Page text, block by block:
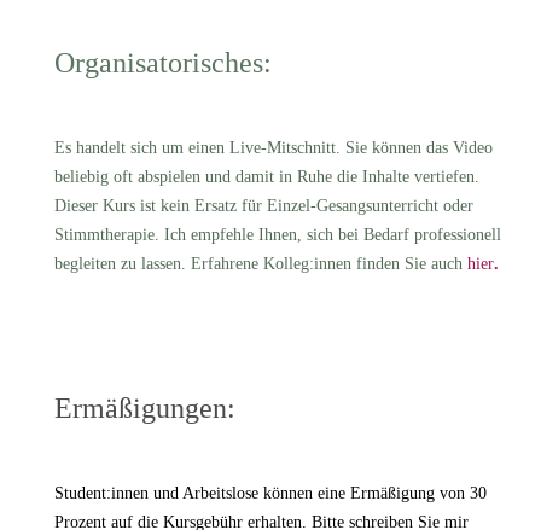
Organisatorisches:
Es handelt sich um einen Live-Mitschnitt. Sie können das Video
beliebig oft abspielen und damit in Ruhe die Inhalte vertiefen.
Dieser Kurs ist kein Ersatz für Einzel-Gesangsunterricht oder
Stimmtherapie. Ich empfehle Ihnen, sich bei Bedarf professionell
begleiten zu lassen. Erfahrene Kolleg:innen finden Sie auch hier.
Ermäßigungen:
Student:innen und Arbeitslose können eine Ermäßigung von 30
Prozent auf die Kursgebühr erhalten. Bitte schreiben Sie mir